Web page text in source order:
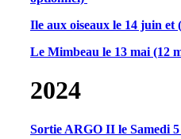
Ile aux oiseaux le 14 juin et
Le Mimbeau le 13 mai (12
2024
Sortie ARGO II le Samedi